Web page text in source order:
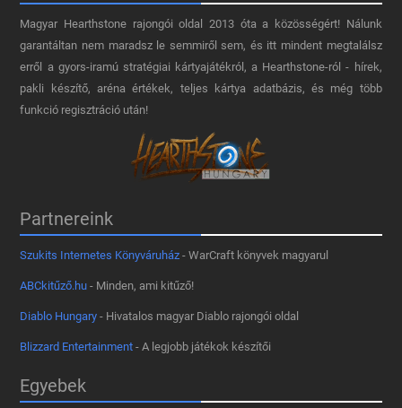
Magyar Hearthstone​ rajongói oldal 2013 óta a közösségért! Nálunk
garantáltan nem maradsz le semmiről sem, és itt mindent megtalálsz
erről a gyors-iramú stratégiai kártyajátékról, a Hearthstone-ról - hírek,
pakli készítő, aréna értékek, teljes kártya adatbázis, és még több
funkció regisztráció után!
Partnereink
Szukits Internetes Könyváruház - WarCraft könyvek magyarul
ABCkitűző.hu - Minden, ami kitűző!
Diablo Hungary - Hivatalos magyar Diablo rajongói oldal
Blizzard Entertainment - A legjobb játékok készítői
Egyebek